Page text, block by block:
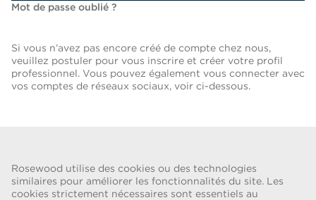
Rosewood utilise des cookies ou des technologies
similaires pour améliorer les fonctionnalités du site. Les
cookies strictement nécessaires sont essentiels au
Mot de passe oublié ?
Si vous n’avez pas encore créé de compte chez nous,
veuillez postuler pour vous inscrire et créer votre profil
professionnel. Vous pouvez également vous connecter avec
vos comptes de réseaux sociaux, voir ci-dessous.